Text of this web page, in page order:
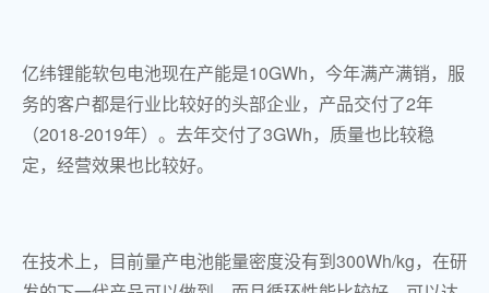
亿纬锂能软包电池现在产能是10GWh，今年满产满销，服
务的客户都是行业比较好的头部企业，产品交付了2年
（2018-2019年）。去年交付了3GWh，质量也比较稳
定，经营效果也比较好。
在技术上，目前量产电池能量密度没有到300Wh/kg，在研